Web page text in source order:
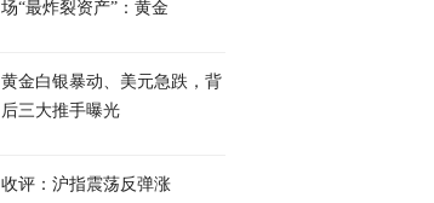
场“最炸裂资产”：黄金
黄金白银暴动、美元急跌，背
后三大推手曝光
收评：沪指震荡反弹涨